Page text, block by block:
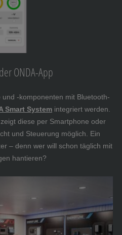
ONDA-App
-komponenten mit Bluetooth-
Smart System integriert werden.
diese per Smartphone oder
und Steuerung möglich. Ein
– denn wer will schon täglich mit
hantieren?